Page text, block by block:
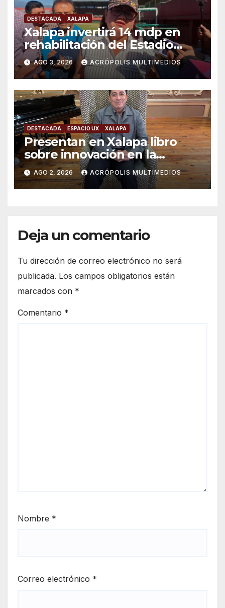
DESTACADA XALAPA
Xalapa invertirá 14 mdp en
rehabilitación del Estadio
Colón
AGO 3, 2026 ACRÓPOLIS MULTIMEDIOS
DESTACADA ESPACIO UX XALAPA
Presentan en Xalapa libro
sobre innovación en la
formación científica
universitaria
AGO 2, 2026 ACRÓPOLIS MULTIMEDIOS
Deja un comentario
Tu dirección de correo electrónico no será
publicada. Los campos obligatorios están
marcados con *
Comentario *
Nombre *
Correo electrónico *